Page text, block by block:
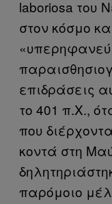
laboriosa του
στον κόσμο
επιδράσεις
το 401 π.Χ.,
που
κοντά στη
παρόμοιο